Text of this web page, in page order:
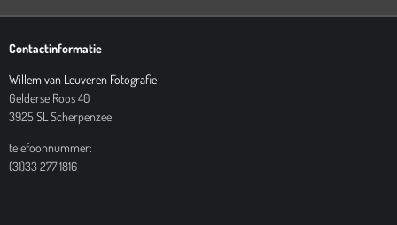
Contactinformatie
Willem van Leuveren Fotografie
Gelderse Roos 40
3925 SL Scherpenzeel
telefoonnummer:
(31)33 277 1816